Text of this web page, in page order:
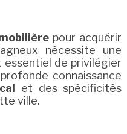
pour acquérir
nécessite une
de privilégier
connaissance
et des spécificités
ville.